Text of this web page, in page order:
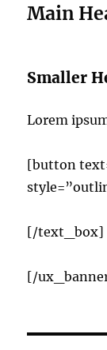
Main
Smaller
Lorem
[button
[/text_box]
[/